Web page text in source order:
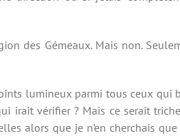
des Gémeaux. Mais non.
lumineux parmi tous ceux
vérifier ? Mais ce serait
alors que je n’en cherchais